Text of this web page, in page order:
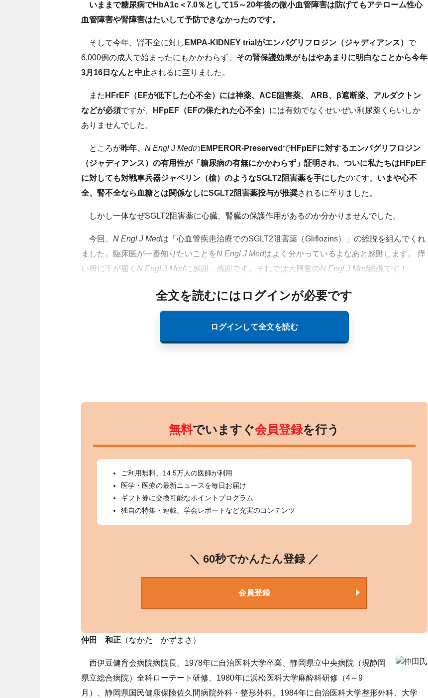
いままで糖尿病でHbA1c＜7.0％として15～20年後の微小血管障害は防げてもアテローム性心
血管障害や腎障害はたいして予防できなかったのです。
そして今年、腎不全に対し EMPA-KIDNEY trialがエンパグリフロジン（ジャディアンス） で
6,000例の成人で始まったにもかかわらず、 その腎保護効果がもはやあまりに明白なことから今年
3月16日なんと中止されるに至りました。
また HFrEF（EFが低下した心不全） には神薬、ACE阻害薬、 ARB、β遮断薬、アルダクトン
などが必須ですが、 HFpEF（EFの保たれた心不全） には有効でなくせいぜい利尿薬くらいしか
ありませんでした。
ところが昨年、 N Engl J MedのEMPEROR-Preserved でHFpEFに対するエンパグリフロジン
（ジャディアンス）の有用性が「糖尿病の有無にかかわらず」証明され、ついに私たちはHFpEF
に対しても対戦車兵器ジャベリン（槍）のようなSGLT2阻害薬を手にしたのです。 いまや心不
全、腎不全なら血糖とは関係なしにSGLT2阻害薬投与が推奨されるに至りました。
しかし一体なぜSGLT2阻害薬に心臓、腎臓の保護作用があるのか分かりませんでした。
今回、 N Engl J Medは「心血管疾患治療でのSGLT2阻害薬（Gliflozins）」の総説を組んでくれ
ました。臨床医が一番知りたいことをN Engl J Medはよく分かっているよなあと感動します。 痒
い所に手が届く N Engl J Medに感謝、感謝です。それでは大興奮のN Engl J Med総説です！
全文を読むにはログインが必要です
ログインして全文を読む
無料でいますぐ会員登録を行う
ご利用無料、14.5万人の医師が利用
医学・医療の最新ニュースを毎日お届け
ギフト券に交換可能なポイントプログラム
独自の特集・連載、学会レポートなど充実のコンテンツ
＼ 60秒でかんたん登録 ／
会員登録
仲田 和正（なかた かずまさ）
西伊豆健育会病院病院長。1978年に自治医科大学卒業、静岡県立中央病院（現静岡
県立総合病院）全科ローテート研修、1980年に浜松医科大学麻酔科研修（4～9
月）、静岡県国民健康保険佐久間病院外科・整形外科。1984年に自治医科大学整形外科、大学